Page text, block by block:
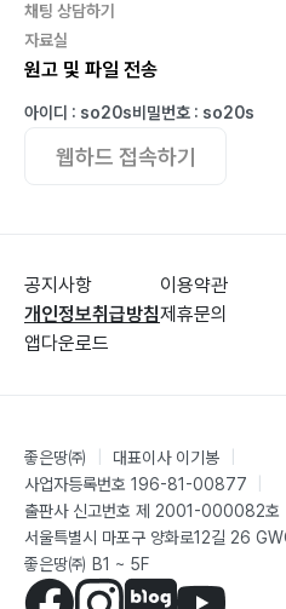
채팅 상담하기
자료실
원고 및 파일 전송
아이디 : so20s비밀번호 : so20s
웹하드 접속하기
공지사항
개인정보취급방침
앱다운로드
이용약관
제휴문의
좋은땅㈜ 대표이사 이기봉
사업자등록번호 196-81-00877
출판사 신고번호 제 2001-000082호
서울특별시 마포구 양화로12길 26
좋은땅㈜ B1 ~ 5F